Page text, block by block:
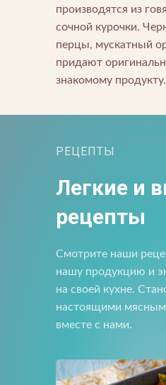
производятся из
сочной курочки.
перцы, мускатный
придают
знакомому продукту.
РЕЦЕПТЫ
Легкие и
рецепты
Смотрите наши
нашу продукцию и
на своей кухне.
настоящими
вместе с нами.
Нажимая кнопку «Отправить», вы
Нажимая на кнопку, я принимаю
Нажимая на кнопку, я принимаю